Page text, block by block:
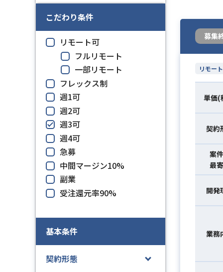
こだわり条件
リモート可
フルリモート
一部リモート
フレックス制
週1可
週2可
週3可
週4可
急募
中間マージン10%
副業
受注還元率90%
基本条件
契約形態
募集
リモー
単価(
契約
案
最
開発
業務